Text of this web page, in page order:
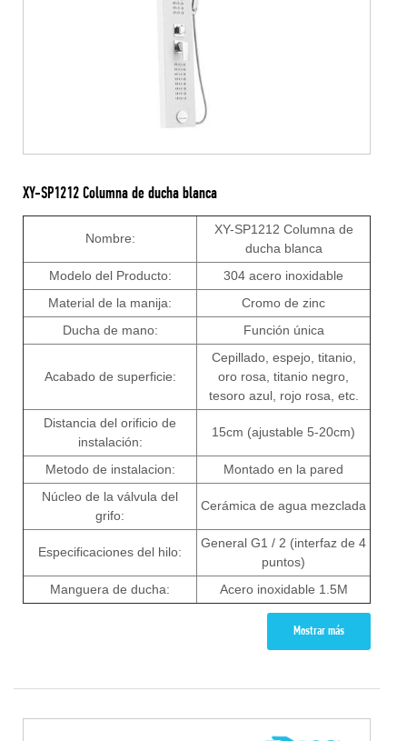
XY-SP1212 Columna de ducha blanca
Nombre:
XY-SP1212 Columna de
ducha blanca
Modelo del Producto:
304 acero inoxidable
Material de la manija:
Cromo de zinc
Ducha de mano:
Función única
Acabado de superficie:
Cepillado, espejo, titanio,
oro rosa, titanio negro,
tesoro azul, rojo rosa, etc.
Distancia del orificio de
instalación:
15cm (ajustable 5-20cm)
Metodo de instalacion:
Montado en la pared
Núcleo de la válvula del
grifo:
Cerámica de agua mezclada
Especificaciones del hilo:
General G1 / 2 (interfaz de 4
puntos)
Manguera de ducha:
Acero inoxidable 1.5M
Mostrar más